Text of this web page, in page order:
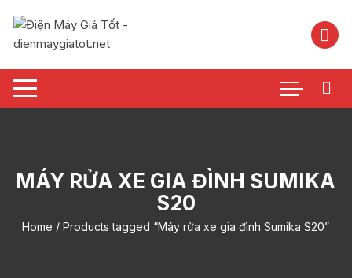
nội
MÁY RỬA XE GIA ĐÌNH SUMIKA
S20
Home / Products tagged “Máy rửa xe gia đình Sumika S20”